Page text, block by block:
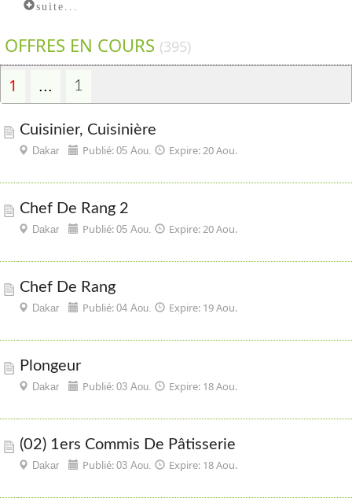
suite...
OFFRES EN COURS (395)
1 ... 1
Cuisinier, Cuisinière
Dakar Publié: 05 Aou. Expire: 20 Aou.
Chef De Rang 2
Dakar Publié: 05 Aou. Expire: 20 Aou.
Chef De Rang
Dakar Publié: 04 Aou. Expire: 19 Aou.
Plongeur
Dakar Publié: 03 Aou. Expire: 18 Aou.
(02) 1ers Commis De Pâtisserie
Dakar Publié: 03 Aou. Expire: 18 Aou.